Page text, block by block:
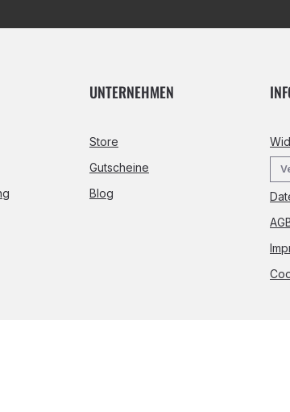
UNTERNEHMEN
Store
Gutscheine
Blog